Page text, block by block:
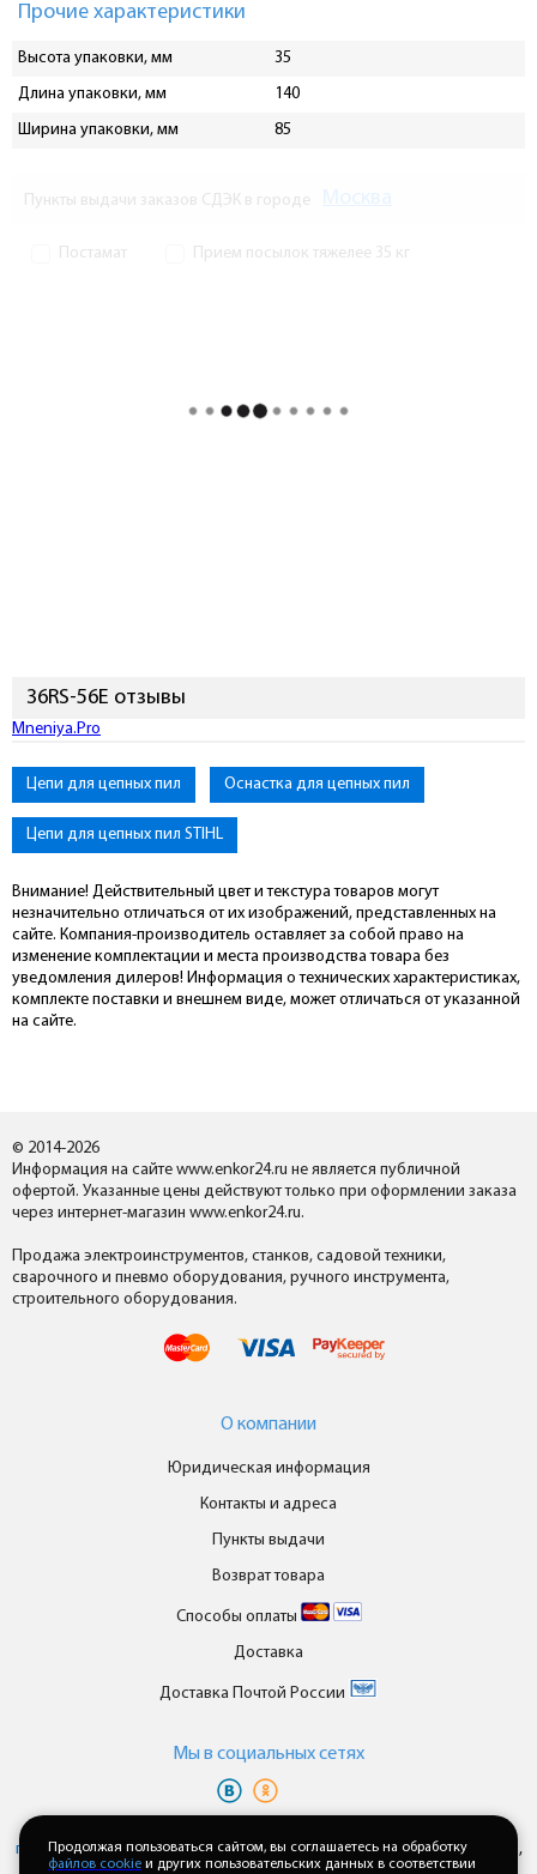
Прочие характеристики
Высота упаковки, мм
35
Длина упаковки, мм
140
Ширина упаковки, мм
85
Пункты выдачи заказов СДЭК в городе
Постамат Прием посылок тяжелее 35 кг
36RS-56E отзывы
Mneniya.Pro
Цепи для цепных пил Оснастка для цепных пил
Цепи для цепных пил STIHL
Внимание! Действительный цвет и текстура товаров могут
незначительно отличаться от их изображений, представленных на
сайте. Компания-производитель оставляет за собой право на
изменение комплектации и места производства товара без
уведомления дилеров! Информация о технических характеристиках,
комплекте поставки и внешнем виде, может отличаться от указанной
на сайте.
© 2014-2026
Информация на сайте www.enkor24.ru не является публичной
офертой. Указанные цены действуют только при оформлении заказа
через интернет-магазин www.enkor24.ru.
Продажа электроинструментов, станков, садовой техники,
сварочного и пневмо оборудования, ручного инструмента,
строительного оборудования.
О компании
Юридическая информация
Контакты и адреса
Пункты выдачи
Возврат товара
Способы оплаты
Доставка
Доставка Почтой России
Мы в cоциальных сетях
персональных данныхипользовательского соглашениякаждый раз,
Продолжая пользоваться сайтом, вы соглашаетесь на обработку
файлов cookie и других пользовательских данных в соответствии